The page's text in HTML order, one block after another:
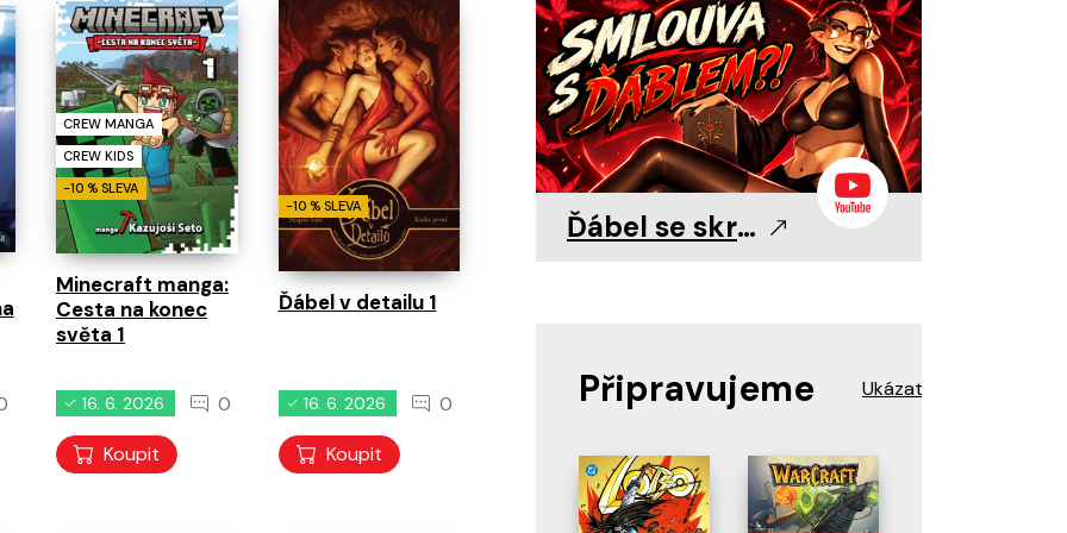
0 0 11. 8. 2026 11. 8. 2026 0 11. 8. 2026 0
CREW MANGA
CREW KIDS
-10 % SLEVA
Minecraft manga:
Cesta na konec
světa 1
16. 6. 2026
0
Koupit
-10 % SLEVA
Ďábel v detailu 1
16. 6. 2026
0
Koupit
Ďábel se skrývá v detailu!
Připravujeme Ukázat více